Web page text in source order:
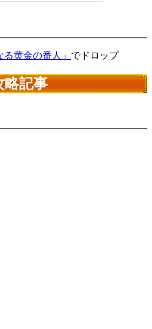
る黄金の番人」 でドロップ
略記事